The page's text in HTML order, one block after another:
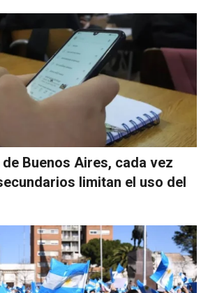
Buenos Aires, cada vez
limitan el uso del